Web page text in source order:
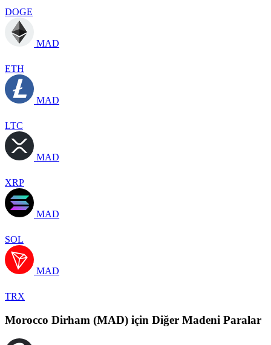
DOGE
MAD
ETH
MAD
LTC
MAD
XRP
MAD
SOL
MAD
TRX
Morocco Dirham (MAD) için Diğer Madeni Paralar